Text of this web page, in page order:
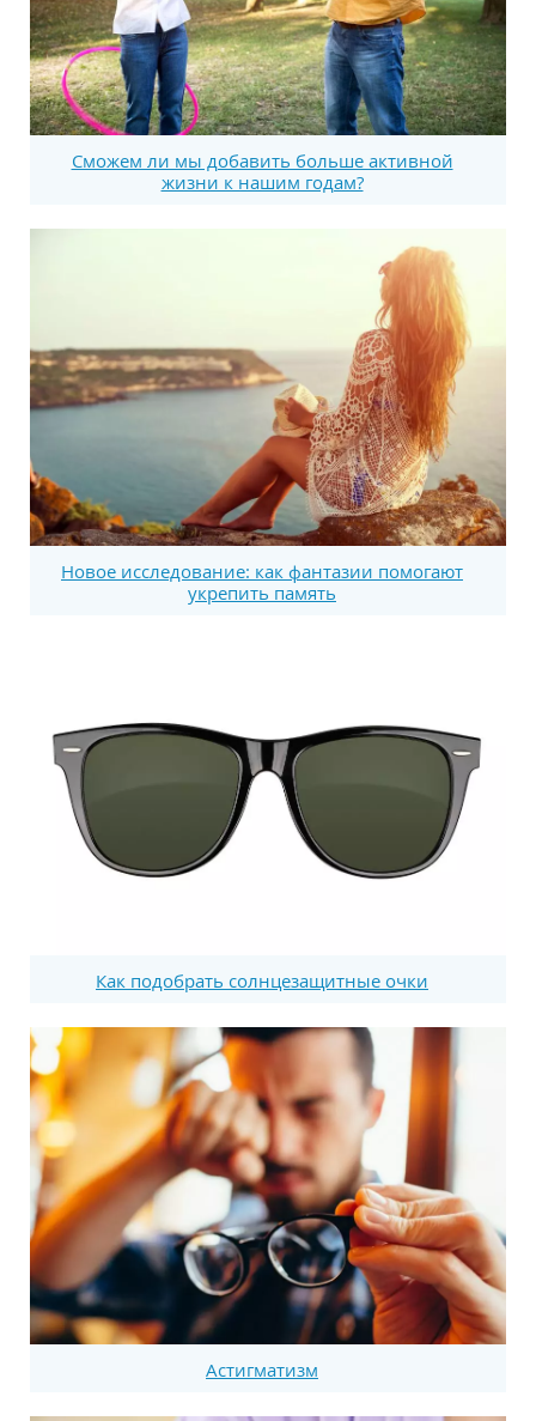
Сможем ли мы добавить больше активной
жизни к нашим годам?
Новое исследование: как фантазии помогают
укрепить память
Как подобрать солнцезащитные очки
Астигматизм